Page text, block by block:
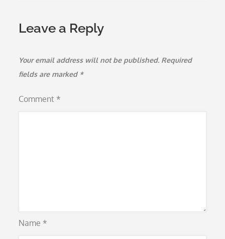
Leave a Reply
Your email address will not be published. Required
fields are marked *
Comment *
Name *